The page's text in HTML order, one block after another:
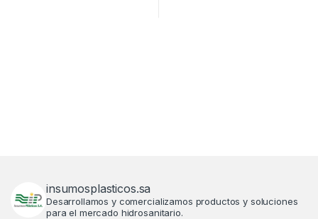
insumosplasticos.sa
Desarrollamos y comercializamos productos y soluciones
para el mercado hidrosanitario.